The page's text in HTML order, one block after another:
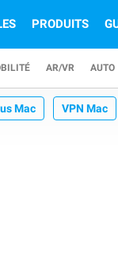
PRODUITS
AR/VR AUTO
Mac VPN Mac